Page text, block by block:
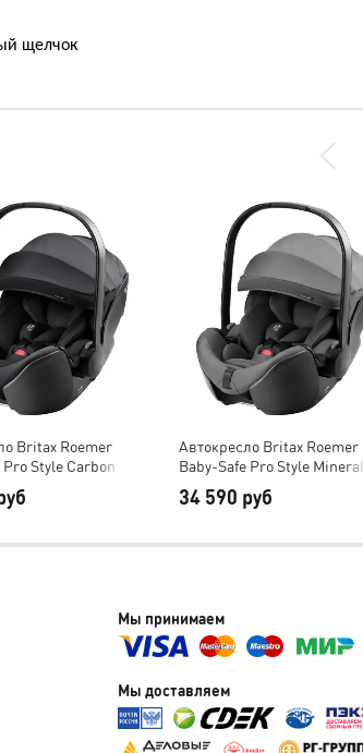
щелчок
Britax Roemer
Pro Style Carbon
Автокресло Britax Roemer
Baby-Safe Pro Style Mineral
34 590 руб
Мы принимаем
Мы доставляем